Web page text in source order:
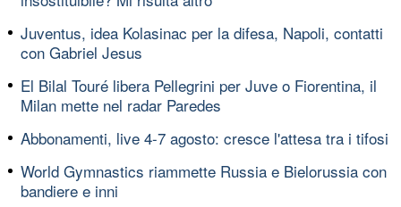
Juventus, idea Kolasinac per la difesa, Napoli, contatti
con Gabriel Jesus
El Bilal Touré libera Pellegrini per Juve o Fiorentina, il
Milan mette nel radar Paredes
Abbonamenti, live 4-7 agosto: cresce l'attesa tra i tifosi
World Gymnastics riammette Russia e Bielorussia con
bandiere e inni